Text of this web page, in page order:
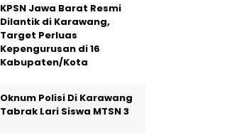
KPSN Jawa Barat Resmi
Dilantik di Karawang,
Target Perluas
Kepengurusan di 16
Kabupaten/Kota
Oknum Polisi Di Karawang
Tabrak Lari Siswa MTSN 3